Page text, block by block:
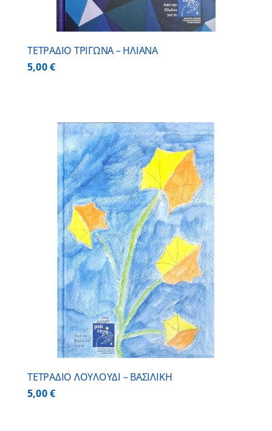
ΤΕΤΡΑΔΙΟ ΤΡΙΓΩΝΑ – ΗΛΙΑΝΑ
5,00€
ΤΕΤΡΑΔΙΟ ΛΟΥΛΟΥΔΙ – ΒΑΣΙΛΙΚΗ
5,00€